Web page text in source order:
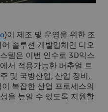
)이 제조 및 운영을 위한 조
솔루션 개발업체인 디오
템은 이번 인수로 3D익스
서 적용가능한 버추얼 트
및 국방산업, 산업 장비,
복잡한 산업 프로세스의
을 높일 수 있도록 지원할